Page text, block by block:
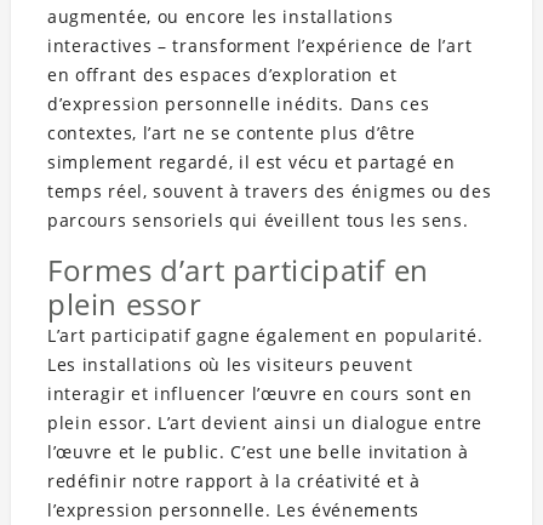
augmentée, ou encore les installations
interactives – transforment l’expérience de l’art
en offrant des espaces d’exploration et
d’expression personnelle inédits. Dans ces
contextes, l’art ne se contente plus d’être
simplement regardé, il est vécu et partagé en
temps réel, souvent à travers des énigmes ou des
parcours sensoriels qui éveillent tous les sens.
Formes d’art participatif en
plein essor
L’art participatif gagne également en popularité.
Les installations où les visiteurs peuvent
interagir et influencer l’œuvre en cours sont en
plein essor. L’art devient ainsi un dialogue entre
l’œuvre et le public. C’est une belle invitation à
redéfinir notre rapport à la créativité et à
l’expression personnelle. Les événements